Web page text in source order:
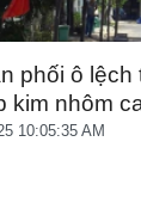
phối ô lệch
kim nhôm
10:05:35 AM